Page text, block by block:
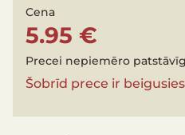
Cena
5.95 €
Precei nepiemēro
Šobrīd prece ir beigusies